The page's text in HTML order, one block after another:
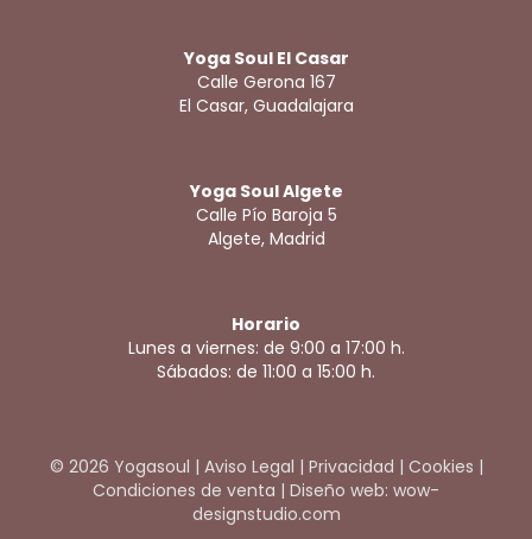
Yoga Soul El Casar
Calle Gerona 167
El Casar, Guadalajara
Yoga Soul Algete
Calle Pío Baroja 5
Algete, Madrid
Horario
Lunes a viernes: de 9:00 a 17:00 h.
Sábados: de 11:00 a 15:00 h.
© 2026 Yogasoul | Aviso Legal | Privacidad | Cookies |
Condiciones de venta | Diseño web: wow-
designstudio.com